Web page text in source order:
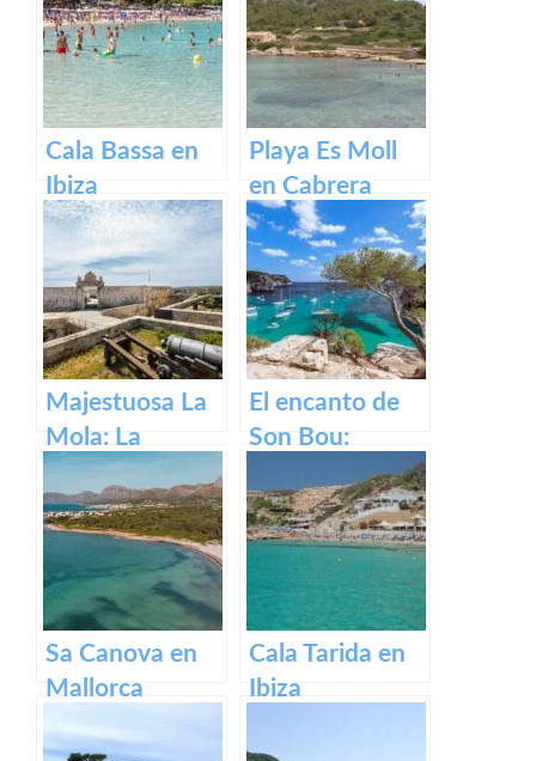
Mallorca.
Cala Bassa en
Ibiza
Playa Es Moll
en Cabrera
Majestuosa La
Mola: La
Fortaleza de
Menorca
El encanto de
Son Bou:
descubre la
belleza de
Menorca
Sa Canova en
Mallorca
Cala Tarida en
Ibiza